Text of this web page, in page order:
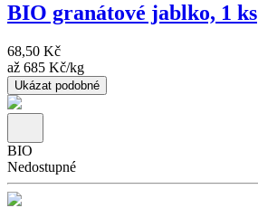
BIO granátové jablko, 1 ks
68,50 Kč
až 685 Kč/kg
Ukázat podobné
BIO
Nedostupné